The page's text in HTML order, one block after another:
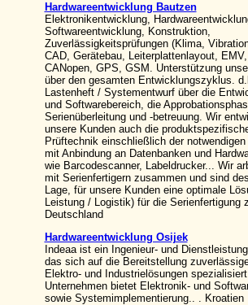
Hardwareentwicklung Bautzen
Elektronikentwicklung,
Softwareentwicklung, Konstruktion,
Zuverlässigkeitsprüfungen (Klima,
CAD, Gerätebau, Leiterplattenlayout,
CANopen, GPS, GSM. Unterstützung
über den gesamten Entwicklungszyklus.
Lastenheft / Systementwurf über die
und Softwarebereich, die
Serienüberleitung und -betreuung. Wir
unsere Kunden auch die
Prüftechnik einschließlich der
mit Anbindung an Datenbanken und
wie Barcodescanner, Labeldrucker... Wir
mit Serienfertigern zusammen und sind
Lage, für unsere Kunden eine optimale
Leistung / Logistik) für die Serienfertigung
Deutschland
Hardwareentwicklung Osijek
Indeaa ist ein Ingenieur- und
das sich auf die Bereitstellung
Elektro- und Industrielösungen
Unternehmen bietet Elektronik- und
sowie Systemimplementierung.. . Kroatien